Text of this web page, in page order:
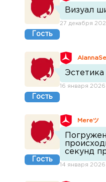
Гость
Визуал
27 декабря
Гость
Эстетика
16 января 2026
Гость
Mereツ
секунд
14 января